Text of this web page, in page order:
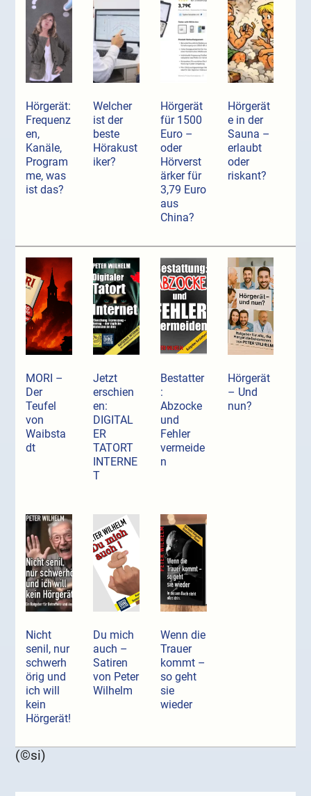
Hörgerät:
Frequenz
en,
Kanäle,
Program
me, was
ist das?
Welcher
ist der
beste
Hörakust
iker?
Hörgerät
für 1500
Euro –
oder
Hörverst
ärker für
3,79 Euro
aus
China?
Hörgerät
e in der
Sauna –
erlaubt
oder
riskant?
MORI –
Der
Teufel
von
Waibsta
dt
Jetzt
erschien
en:
DIGITAL
ER
TATORT
INTERNE
T
Bestatter
:
Abzocke
und
Fehler
vermeide
n
Hörgerät
– Und
nun?
Nicht
senil, nur
schwerh
örig und
ich will
kein
Hörgerät!
Du mich
auch –
Satiren
von Peter
Wilhelm
Wenn die
Trauer
kommt –
so geht
sie
wieder
(©si)